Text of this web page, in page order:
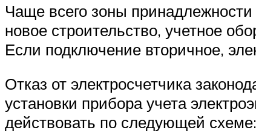
Чаще всего зоны
новое строительство, учетное
Если подключение вторичное,
Отказ от электросчетчика
установки прибора учета
действовать по следующей схеме: